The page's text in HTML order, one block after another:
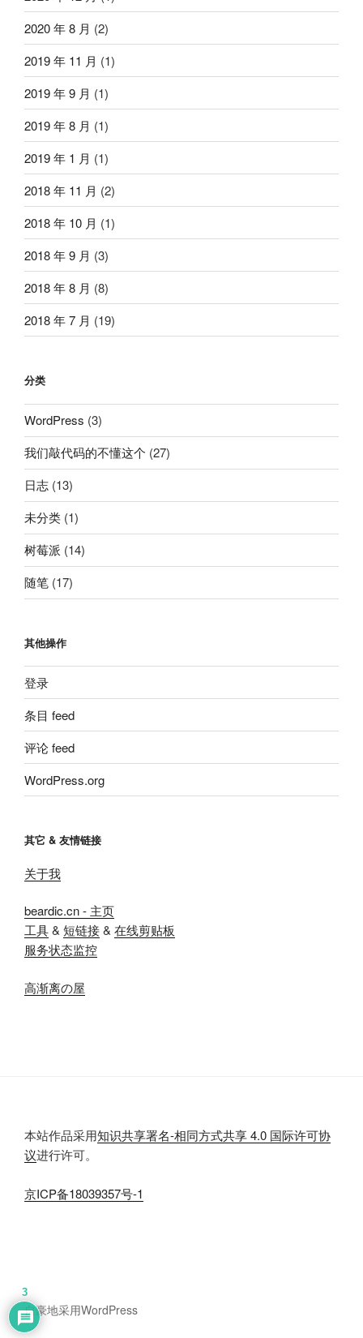
2020 年 8 月 (2)
2019 年 11 月 (1)
2019 年 9 月 (1)
2019 年 8 月 (1)
2019 年 1 月 (1)
2018 年 11 月 (2)
2018 年 10 月 (1)
2018 年 9 月 (3)
2018 年 8 月 (8)
2018 年 7 月 (19)
分类
WordPress (3)
我们敲代码的不懂这个 (27)
日志 (13)
未分类 (1)
树莓派 (14)
随笔 (17)
其他操作
登录
条目 feed
评论 feed
WordPress.org
其它 & 友情链接
关于我
beardic.cn - 主页
工具&短链接&在线剪贴板
服务状态监控
高渐离の屋
本站作品采用知识共享署名-相同方式共享 4.0 国际许可协
议进行许可。
京ICP备18039357号-1
自豪地采用WordPress
3